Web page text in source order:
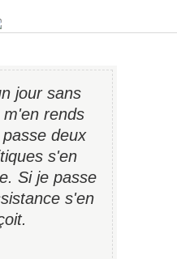
jour sans
rends
deux
s'en
Si je passe
s'en